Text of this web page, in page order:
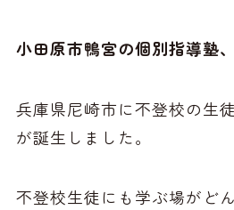
小田原市鴨宮の個別指導塾
兵庫県尼崎市に不登校の生
が誕生しました。
不登校生徒にも学ぶ場がど